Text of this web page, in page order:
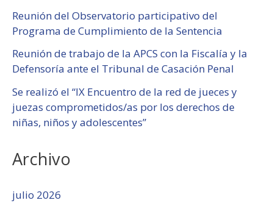
Reunión del Observatorio participativo del
Programa de Cumplimiento de la Sentencia
Reunión de trabajo de la APCS con la Fiscalía y la
Defensoría ante el Tribunal de Casación Penal
Se realizó el “IX Encuentro de la red de jueces y
juezas comprometidos/as por los derechos de
niñas, niños y adolescentes”
Archivo
julio 2026